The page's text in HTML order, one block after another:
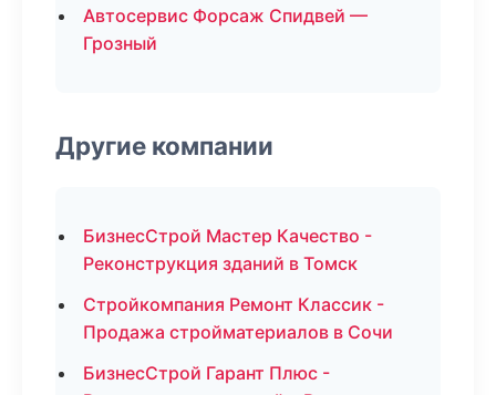
Автосервис Форсаж Спидвей —
Грозный
Другие компании
БизнесСтрой Мастер Качество -
Реконструкция зданий в Томск
Стройкомпания Ремонт Классик -
Продажа стройматериалов в Сочи
БизнесСтрой Гарант Плюс -